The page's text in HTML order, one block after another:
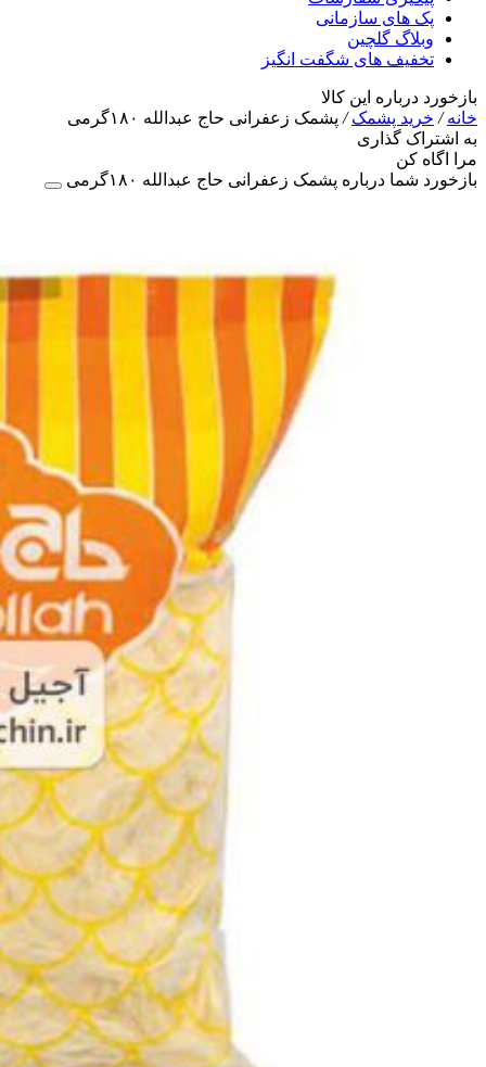
پک های سازمانی
وبلاگ گلچین
تخفیف های شگفت انگیز
بازخورد درباره این کالا
خانه/ خرید پشمک/ پشمک زعفرانی حاج عبدالله ۱۸۰گرمی
به اشتراک گذاری
مرا اگاه کن
بازخورد شما درباره پشمک زعفرانی حاج عبدالله ۱۸۰گرمی